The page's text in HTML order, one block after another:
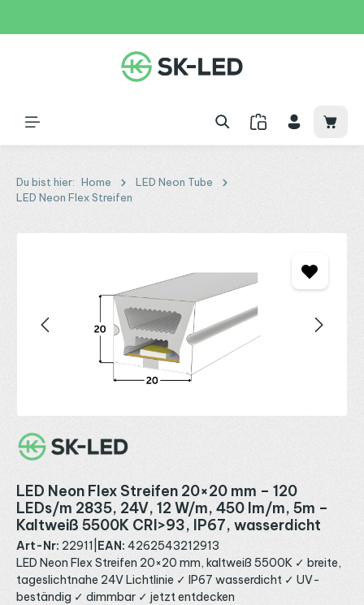
Du bist hier: Home
LED Neon Tube
LED Neon Flex Streifen
LED Neon Flex Streifen 20×20 mm – 120
LEDs/m 2835, 24V, 12 W/m, 450 lm/m, 5m –
Kaltweiß 5500K CRI>93, IP67, wasserdicht
Art-Nr: 22911 EAN: 4262543212913
LED Neon Flex Streifen 20×20 mm, kaltweiß 5500K ✓ breite,
tageslichtnahe 24V Lichtlinie ✓ IP67 wasserdicht ✓ UV-
beständig ✓ dimmbar ✓ jetzt entdecken